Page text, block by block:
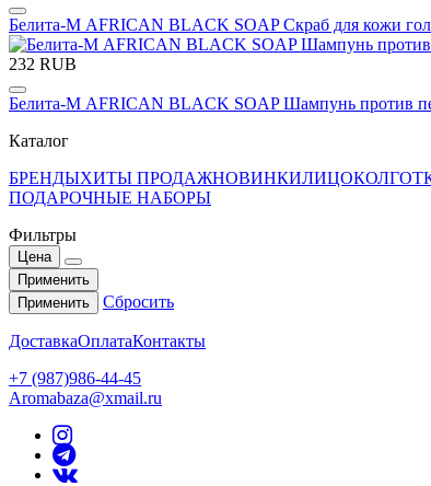
Белита-М AFRICAN BLACK SOAP Скраб для кожи
232 RUB
Белита-М AFRICAN BLACK SOAP Шампунь против
Каталог
БРЕНДЫХИТЫ ПРОДАЖНОВИНКИЛИЦО
ПОДАРОЧНЫЕ НАБОРЫ
Фильтры
Цена
Применить
Применить
Сбросить
ДоставкаОплатаКонтакты
+7 (987)986-44-45
Aromabaza@xmail.ru